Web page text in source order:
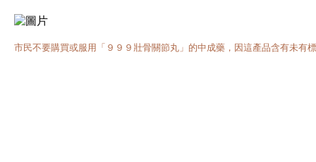
市民不要購買或服用「９９９壯骨關節丸」的中成藥，因這產品含有未